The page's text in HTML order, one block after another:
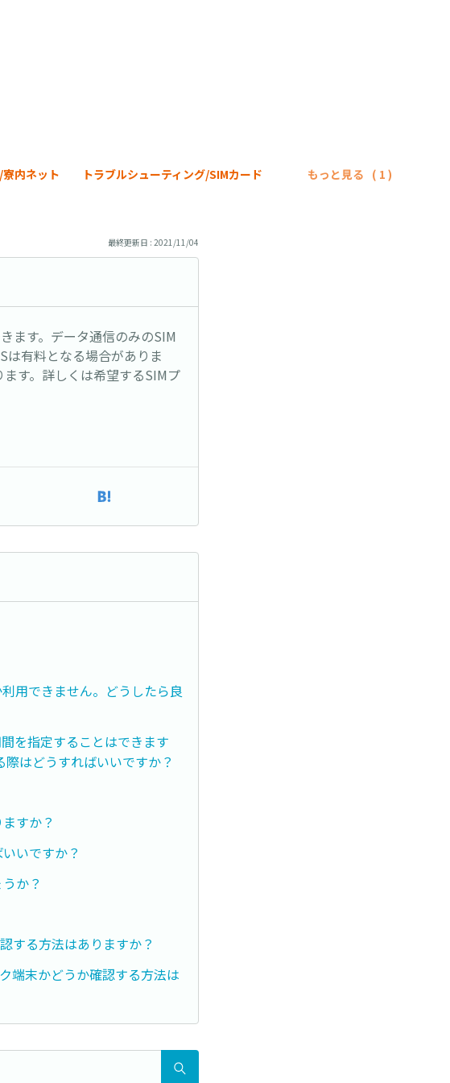
内ネット トラブルシューティング/SIMカード もっと見る
最終更新日 : 2021/11/04
ます。データ通信のみのSIM
は有料となる場合がありま
す。詳しくは希望するSIMプ
用できません。どうしたら良
を指定することはできます
はどうすればいいですか？
すか？
いですか？
か？
する方法はありますか？
端末かどうか確認する方法は